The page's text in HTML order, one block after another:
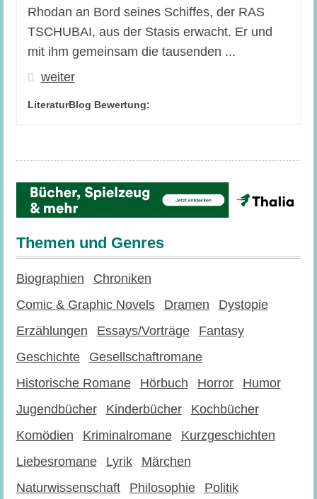
Rhodan an Bord seines Schiffes, der RAS
TSCHUBAI, aus der Stasis erwacht. Er und
mit ihm gemeinsam die tausenden ...
weiter
LiteraturBlog Bewertung:
Themen und Genres
Biographien
Chroniken
Comic & Graphic Novels
Dramen
Dystopie
Erzählungen
Essays/Vorträge
Fantasy
Geschichte
Gesellschaftromane
Historische Romane
Hörbuch Horror
Humor
Jugendbücher
Kinderbücher
Kochbücher
Komödien
Kriminalromane
Kurzgeschichten
Liebesromane
Lyrik
Märchen
Naturwissenschaft
Philosophie
Politik